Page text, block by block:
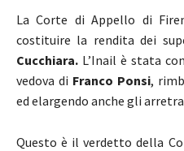
La Corte di Appello di
costituire la rendita dei
Cucchiara. L’Inail è stata
vedova di Franco Ponsi,
ed elargendo anche gli
Questo è il verdetto della